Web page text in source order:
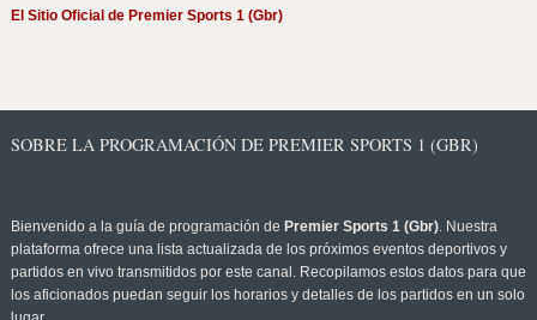
El Sitio Oficial de Premier Sports 1 (Gbr)
SOBRE LA PROGRAMACIÓN DE PREMIER SPORTS 1 (GBR)
Bienvenido a la guía de programación de Premier Sports 1 (Gbr). Nuestra
plataforma ofrece una lista actualizada de los próximos eventos deportivos y
partidos en vivo transmitidos por este canal. Recopilamos estos datos para que
los aficionados puedan seguir los horarios y detalles de los partidos en un solo